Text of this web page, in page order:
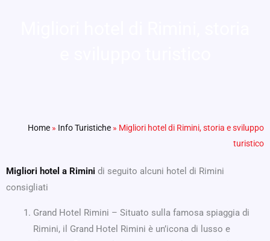
Home » Info Turistiche » Migliori hotel di Rimini, storia e sviluppo
turistico
Migliori hotel a Rimini di seguito alcuni hotel di Rimini
consigliati
Grand Hotel Rimini – Situato sulla famosa spiaggia di
Rimini, il Grand Hotel Rimini è un’icona di lusso e